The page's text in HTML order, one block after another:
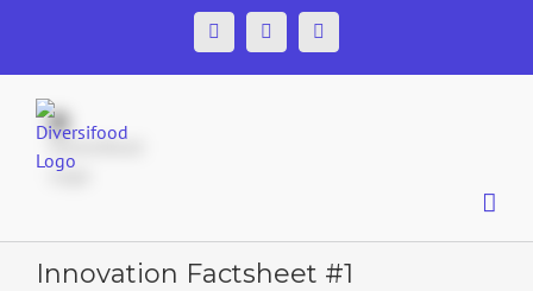
content
FacebookTwitter
Innovation Factsheet #1